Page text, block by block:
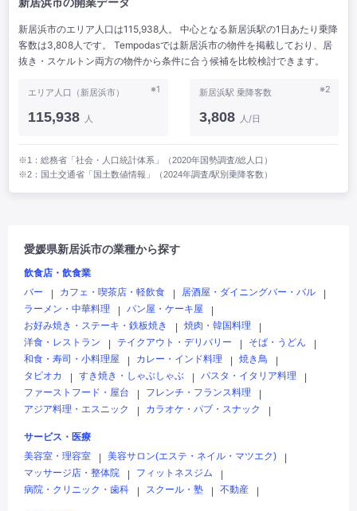
新居浜市のエリア人口は115,938人。 中心となる新居浜駅の1日あたり乗降
客数は3,808人です。 Tempodasでは新居浜市の物件を掲載しており、居
抜き・スケルトン両方の物件から条件に合う候補を比較検討できます。
※1
エリア人口（新居浜市）
115,938 人
※2
新居浜駅 乗降客数
3,808 人/日
※1：総務省「社会・人口統計体系」（2020年国勢調査/総人口）
※2：国土交通省「国土数値情報」（2024年調査/駅別乗降客数）
愛媛県新居浜市の業種から探す
飲食店・飲食業
バー
カフェ・喫茶店・軽飲食 居酒屋・ダイニングバー・バル
ラーメン・中華料理
パン屋・ケーキ屋
お好み焼き・ステーキ・鉄板焼き
焼肉・韓国料理
洋食・レストラン
テイクアウト・デリバリー そば・うどん
和食・寿司・小料理屋
カレー・インド料理 焼き鳥
タピオカ
すき焼き・しゃぶしゃぶ パスタ・イタリア料理
ファーストフード・屋台
フレンチ・フランス料理
アジア料理・エスニック
カラオケ・パブ・スナック
サービス・医療
美容室・理容室
美容サロン(エステ・ネイル・マツエク)
マッサージ店・整体院
フィットネスジム
病院・クリニック・歯科
スクール・塾 不動産